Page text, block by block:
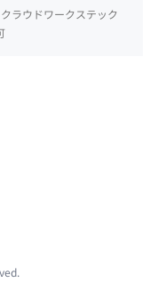
ラウドワークステック